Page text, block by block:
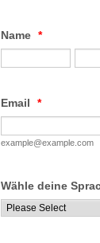
Name *
Email *
example@example.com
Wähle deine